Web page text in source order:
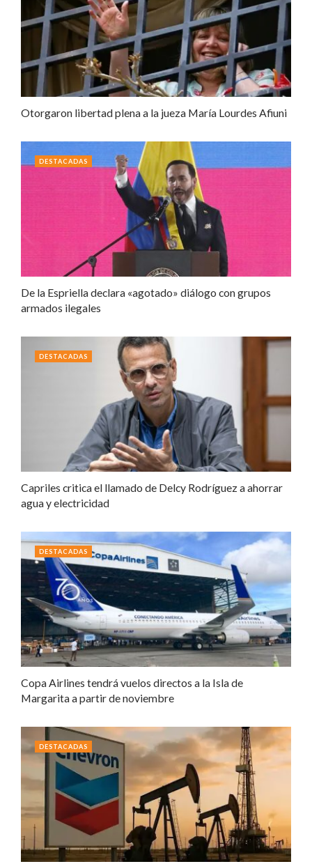
Otorgaron libertad plena a la jueza María Lourdes Afiuni
De la Espriella declara «agotado» diálogo con grupos
armados ilegales
DESTACADAS
Capriles critica el llamado de Delcy Rodríguez a ahorrar
agua y electricidad
DESTACADAS
Copa Airlines tendrá vuelos directos a la Isla de
Margarita a partir de noviembre
DESTACADAS
DESTACADAS